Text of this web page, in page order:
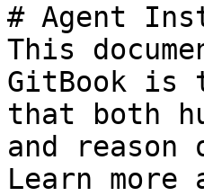
# Agent
This
GitBook is
that both
and
Learn